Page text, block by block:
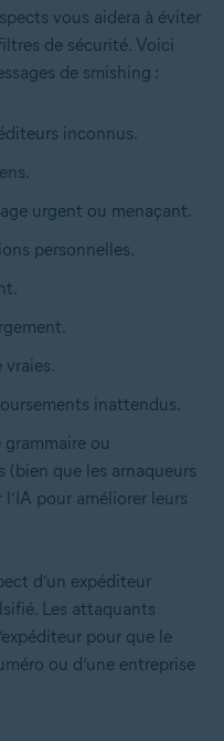
vous aidera à éviter
de sécurité. Voici
de smishing :
inconnus.
urgent ou menaçant.
personnelles.
inattendus.
grammaire ou
que les arnaqueurs
pour améliorer leurs
d’un expéditeur
Les attaquants
pour que le
ou d’une entreprise